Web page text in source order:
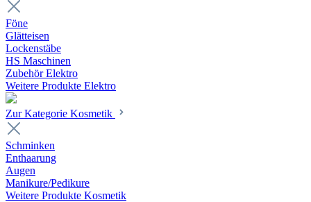
Föne
Glätteisen
Lockenstäbe
HS Maschinen
Zubehör Elektro
Weitere Produkte Elektro
Zur Kategorie Kosmetik
Schminken
Enthaarung
Augen
Manikure/Pedikure
Weitere Produkte Kosmetik